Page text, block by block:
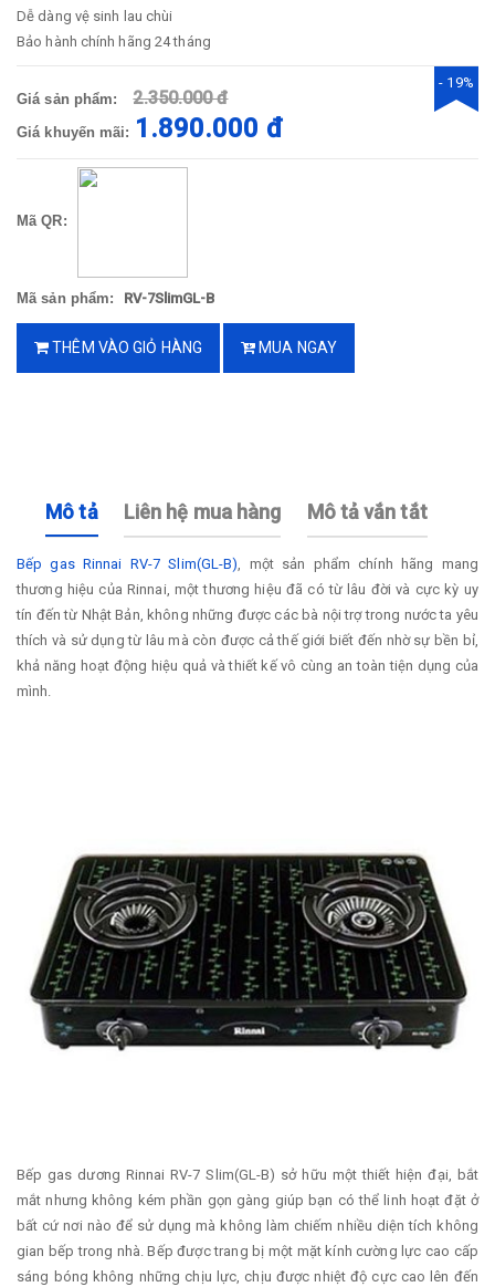
Dễ dàng vệ sinh lau chùi
Bảo hành chính hãng 24 tháng
Giá sản phẩm: 2.350.000 đ
Giá khuyến mãi: 1.890.000 đ
- 19%
Mã QR:
Mã sản phẩm: RV-7SlimGL-B
THÊM VÀO GIỎ HÀNG MUA NGAY
Mô tả Liên hệ mua hàng Mô tả vắn tắt
Bếp gas Rinnai RV-7 Slim(GL-B) , một sản phẩm chính hãng mang
thương hiệu của Rinnai, một thương hiệu đã có từ lâu đời và cực kỳ uy
tín đến từ Nhật Bản, không những được các bà nội trợ trong nước ta yêu
thích và sử dụng từ lâu mà còn được cả thế giới biết đến nhờ sự bền bỉ,
khả năng hoạt động hiệu quả và thiết kế vô cùng an toàn tiện dụng của
mình.
Bếp gas dương Rinnai RV-7 Slim(GL-B) sở hữu một thiết hiện đại, bắt
mắt nhưng không kém phần gọn gàng giúp bạn có thể linh hoạt đặt ở
bất cứ nơi nào để sử dụng mà không làm chiếm nhiều diện tích không
gian bếp trong nhà. Bếp được trang bị một mặt kính cường lực cao cấp
sáng bóng không những chịu lực, chịu được nhiệt độ cực cao lên đến